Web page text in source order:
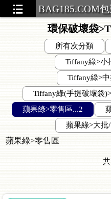
BAG185.COM
環保破壞袋
所有次分類
Tiffany綠>小
Tiffany綠>
Tiffany綠(手提破壞袋
蘋果綠>零售區...2
蘋果綠>大批
蘋果綠>零售區
共